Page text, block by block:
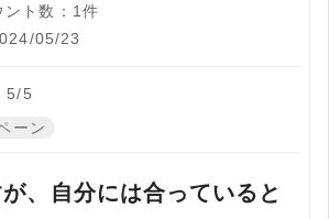
ント数：1件
05/23
5/5
ーン
、自分には合っていると